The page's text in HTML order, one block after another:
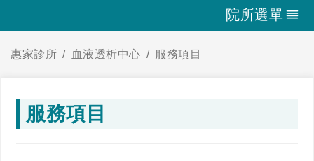
院所選單
惠家診所 血液透析中心 服務項目
服務項目